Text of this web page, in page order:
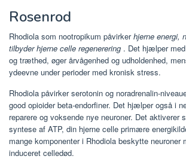
Rosenrod
Rhodiola som nootropikum påvirkerhjerne energi,
tilbyder hjerne celle regenerering . Det hjælper
og træthed, øger årvågenhed og udholdenhed,
ydeevne under perioder med kronisk stress.
Rhodiola påvirker serotonin og noradrenalin-
good opioider beta-endorfiner. Det hjælper også i
reparere og voksende nye neuroner. Det aktiverer
syntese af ATP, din hjerne celle primære
mange komponenter i Rhodiola beskytte neuroner
induceret celledød.